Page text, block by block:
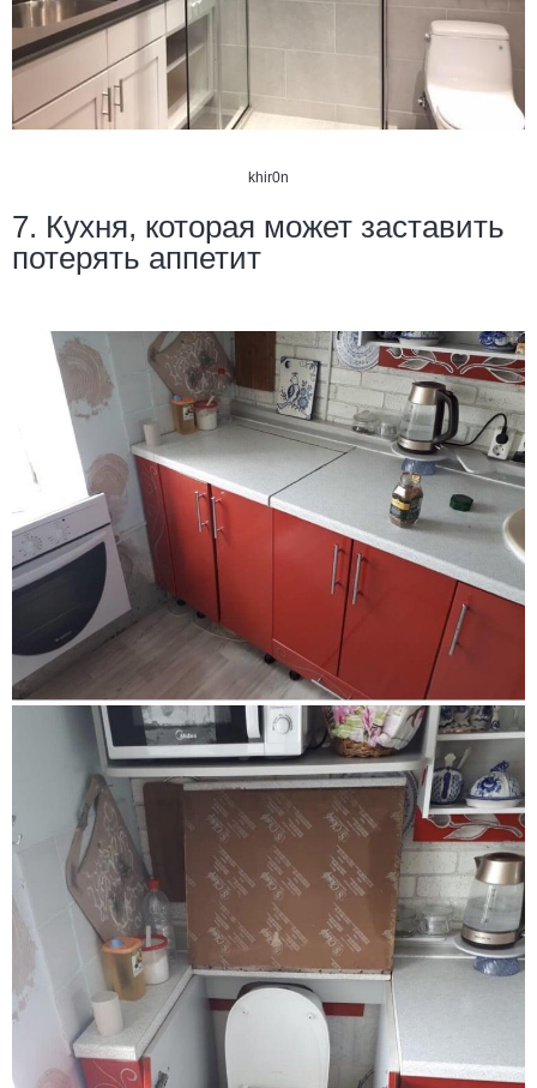
khir0n
7. Кухня, которая может заставить
потерять аппетит